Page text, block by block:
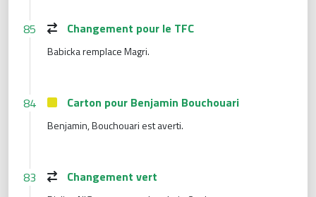
85 Changement pour le TFC
Babicka remplace Magri.
84 Carton pour Benjamin Bouchouari
Benjamin, Bouchouari est averti.
83 Changement vert